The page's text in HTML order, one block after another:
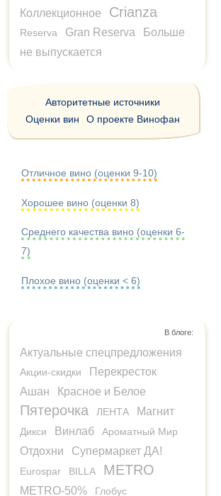
Коллекционное Crianza
Reserva Gran Reserva
Больше
не выпускается
Авторитетные источники
Оценки вин
О проекте Винофан
Отличное вино (оценки 9-10)
Хорошее вино (оценки 8)
Среднего качества вино (оценки 6-
7)
Плохое вино (оценки < 6)
В блоге:
Актуальные спецпредложения
Акции-скидки
Перекресток
Ашан
Красное и Белое
Пятерочка ЛЕНТА Магнит
Дикси Винлаб Ароматный Мир
Отдохни Супермаркет ДА!
Eurospar BILLA METRO
METRO-50% Глобус